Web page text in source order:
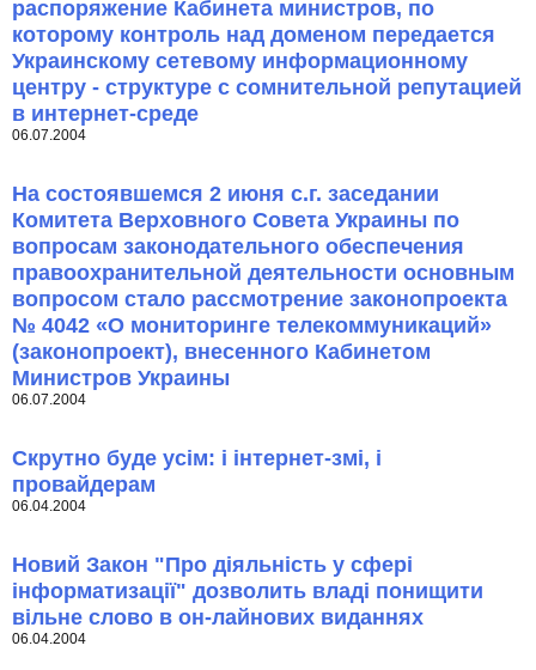
распоряжение Кабинета министров, по
которому контроль над доменом передается
Украинскому сетевому информационному
центру - структуре с сомнительной репутацией
в интернет-среде
06.07.2004
На состоявшемся 2 июня с.г. заседании
Комитета Верховного Совета Украины по
вопросам законодательного обеспечения
правоохранительной деятельности основным
вопросом стало рассмотрение законопроекта
№ 4042 «О мониторинге телекоммуникаций»
(законопроект), внесенного Кабинетом
Министров Украины
06.07.2004
Скрутно буде усім: і інтернет-змі, і
провайдерам
06.04.2004
Новий Закон "Про діяльність у сфері
інформатизації" дозволить владі понищити
вільне слово в он-лайнових виданнях
06.04.2004